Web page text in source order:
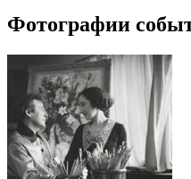
Фотографии